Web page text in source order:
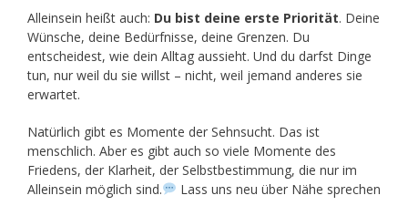
Alleinsein heißt auch: Du bist deine erste Priorität. Deine
Wünsche, deine Bedürfnisse, deine Grenzen. Du
entscheidest, wie dein Alltag aussieht. Und du darfst Dinge
tun, nur weil du sie willst – nicht, weil jemand anderes sie
erwartet.
Natürlich gibt es Momente der Sehnsucht. Das ist
menschlich. Aber es gibt auch so viele Momente des
Friedens, der Klarheit, der Selbstbestimmung, die nur im
Alleinsein möglich sind.
Lass uns neu über Nähe sprechen